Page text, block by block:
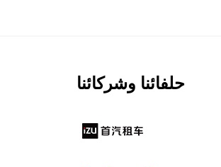
حلفائنا وشركائنا